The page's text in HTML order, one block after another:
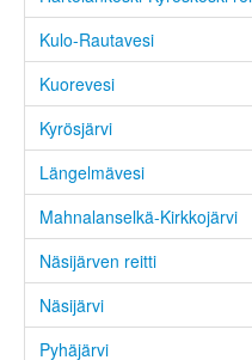
Kulo-Rautavesi
Kuorevesi
Kyrösjärvi
Längelmävesi
Mahnalanselkä-Kirkkojärvi
Näsijärven reitti
Näsijärvi
Pyhäjärvi